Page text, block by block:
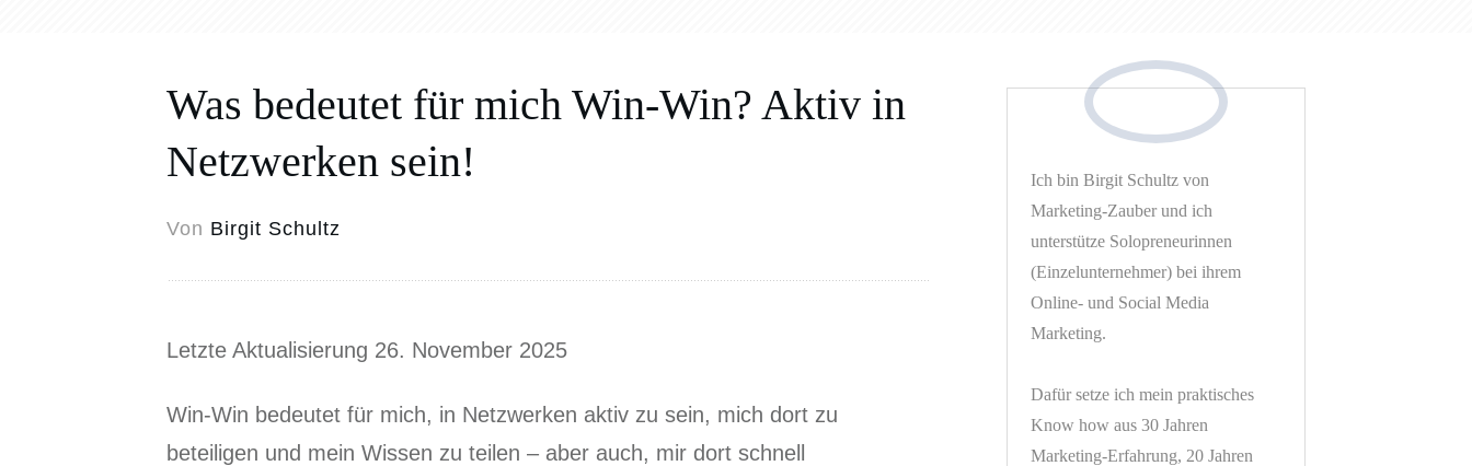
Was bedeutet für mich Win-Win? Aktiv in
Netzwerken sein!
Von Birgit Schultz
Letzte Aktualisierung 26. November 2025
Win-Win bedeutet für mich, in Netzwerken aktiv zu sein, mich dort zu
beteiligen und mein Wissen zu teilen – aber auch, mir dort schnell
Ich bin Birgit Schultz von
Marketing-Zauber und ich
unterstütze Solopreneurinnen
(Einzelunternehmer) bei ihrem
Online- und Social Media
Marketing.
Dafür setze ich mein praktisches
Know how aus 30 Jahren
Marketing-Erfahrung, 20 Jahren